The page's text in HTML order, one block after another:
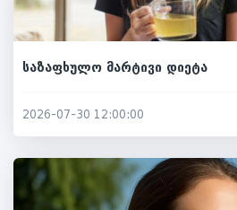
საზაფხულო მარტივი დიეტა
2026-07-30 12:00:00